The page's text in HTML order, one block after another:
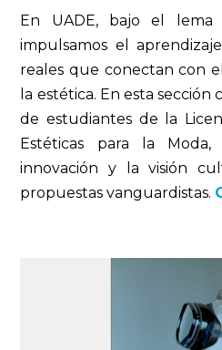
En UADE, bajo el lema
impulsamos el
reales que conectan con
la estética. En esta
de estudiantes de la
Estéticas para la
innovación y la visión
propuestas vanguardistas.